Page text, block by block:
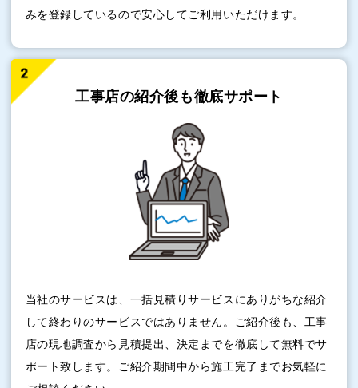
みを登録しているので安心してご利用いただけます。
工事店の紹介後も徹底サポート
当社のサービスは、一括見積りサービスにありがちな紹介
して終わりのサービスではありません。ご紹介後も、工事
店の現地調査から見積提出、決定までを徹底して無料でサ
ポート致します。ご紹介期間中から施工完了までお気軽に